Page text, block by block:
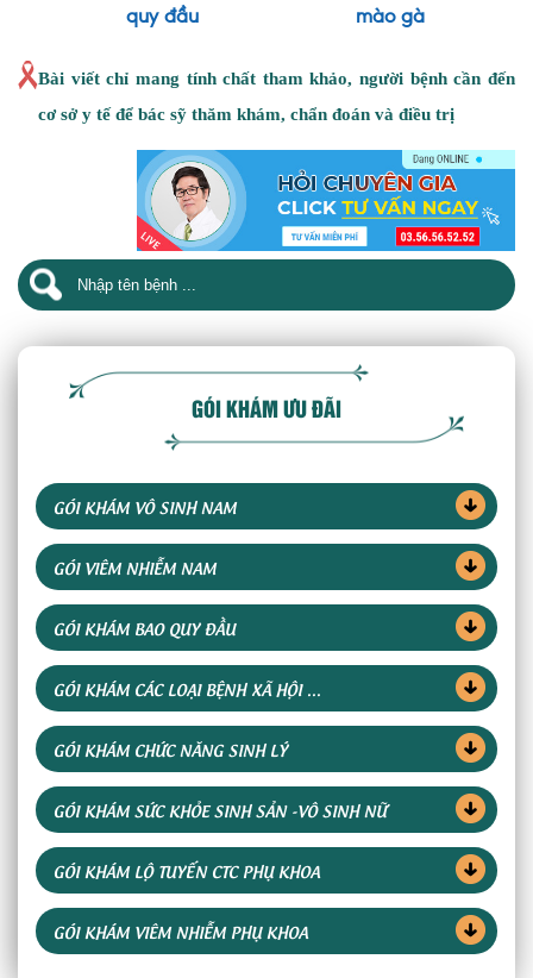
quy đầu
mào gà
Bài viết chỉ mang tính chất tham khảo, người bệnh cần đến
cơ sở y tế để bác sỹ thăm khám, chẩn đoán và điều trị
GÓI KHÁM ƯU ĐÃI
GÓI KHÁM VÔ SINH NAM
GÓI VIÊM NHIỄM NAM
GÓI KHÁM BAO QUY ĐẦU
GÓI KHÁM CÁC LOẠI BỆNH XÃ HỘI ...
GÓI KHÁM CHỨC NĂNG SINH LÝ
GÓI KHÁM SỨC KHỎE SINH SẢN -VÔ SINH NỮ
GÓI KHÁM LỘ TUYẾN CTC PHỤ KHOA
GÓI KHÁM VIÊM NHIỄM PHỤ KHOA